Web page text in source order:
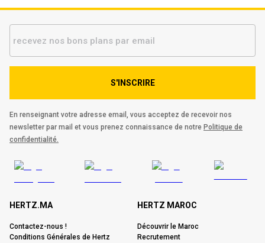
S'INSCRIRE
En renseignant votre adresse email, vous acceptez de recevoir nos
newsletter par mail et vous prenez connaissance de notre Politique de
confidentialité.
HERTZ.MA
Contactez-nous !
Conditions Générales de Hertz
HERTZ MAROC
Découvrir le Maroc
Recrutement